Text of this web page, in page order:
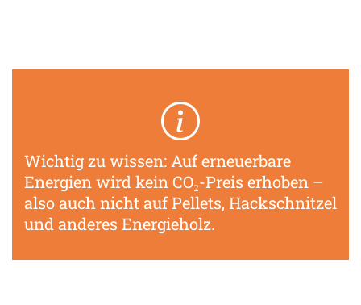
Wichtig zu wissen: Auf erneuerbare
Energien wird kein CO₂-Preis erhoben –
also auch nicht auf Pellets, Hackschnitzel
und anderes Energieholz.